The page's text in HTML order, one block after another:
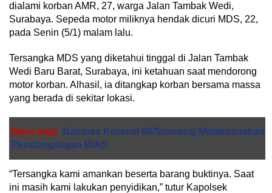
dialami korban AMR, 27, warga Jalan Tambak Wedi,
Surabaya. Sepeda motor miliknya hendak dicuri MDS, 22,
pada Senin (5/1) malam lalu.
Tersangka MDS yang diketahui tinggal di Jalan Tambak
Wedi Baru Barat, Surabaya, ini ketahuan saat mendorong
motor korban. Alhasil, ia ditangkap korban bersama massa
yang berada di sekitar lokasi.
Baca juga
Babinsa Koramil 06/Sruweng Melaksanakan
Pendampingan BIAS
“Tersangka kami amankan beserta barang buktinya. Saat
ini masih kami lakukan penyidikan,” tutur Kapolsek